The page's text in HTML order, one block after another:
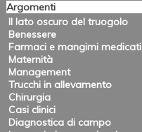
Argomenti
Il lato oscuro del truogolo
Benessere
Farmaci e mangimi medicati
Maternità
Management
Trucchi in allevamento
Chirurgia
Casi clinici
Diagnostica di campo